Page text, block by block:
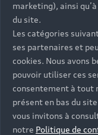
marketing), ainsi
du site.
Les catégories
ses partenaires et
cookies. Nous avons
pouvoir utiliser ces
consentement à tout
présent en bas du
vous invitons à
notre Politique de
Adresse e-mail*
Téléphone*